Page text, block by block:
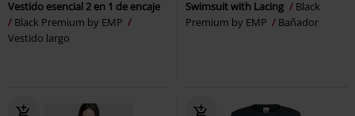
Vestido esencial 2 en 1 de encaje
Black Premium by EMP
Vestido largo
Swimsuit with Lacing
Black
Premium by EMP
Bañador